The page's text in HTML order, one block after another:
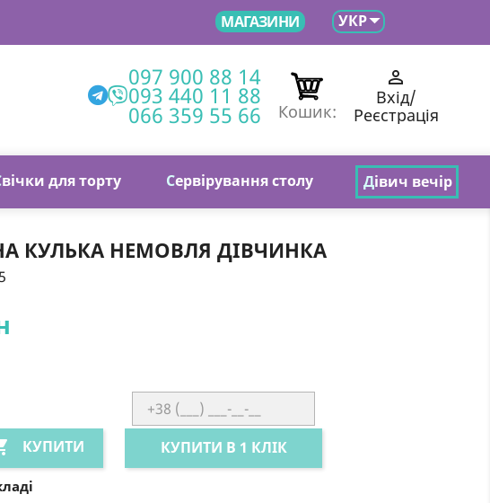
МАГАЗИНИ УКР
вічки для торту Сервірування столу Дівич вечір
097 900 88 14
093 440 11 88
066 359 55 66 Кошик:

Вхід/
Реєстрація
КУЛЬКА НЕМОВЛЯ ДІВЧИНКА
КУПИТИ КУПИТИ В 1 КЛІК